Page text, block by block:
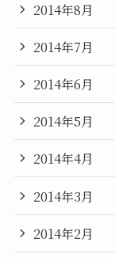
2014年8月
2014年7月
2014年6月
2014年5月
2014年4月
2014年3月
2014年2月